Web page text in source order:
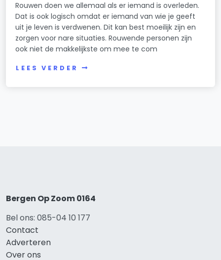
Rouwen doen we allemaal als er iemand is overleden.
Dat is ook logisch omdat er iemand van wie je geeft
uit je leven is verdwenen. Dit kan best moeilijk zijn en
zorgen voor nare situaties. Rouwende personen zijn
ook niet de makkelijkste om mee te com
LEES VERDER
Bergen Op Zoom 0164
Bel ons: 085-04 10 177
Contact
Adverteren
Over ons